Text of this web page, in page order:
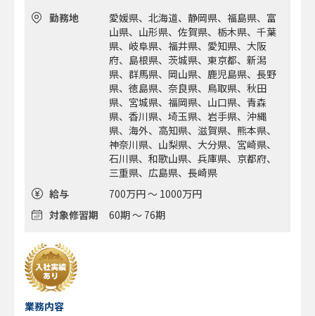
勤務地
愛媛県、北海道、静岡県、福島県、富
山県、山形県、佐賀県、栃木県、千葉
県、岐阜県、福井県、愛知県、大阪
府、島根県、茨城県、東京都、新潟
県、群馬県、岡山県、鹿児島県、長野
県、徳島県、奈良県、鳥取県、秋田
県、宮城県、福岡県、山口県、青森
県、香川県、埼玉県、岩手県、沖縄
県、海外、高知県、滋賀県、熊本県、
神奈川県、山梨県、大分県、宮崎県、
石川県、和歌山県、兵庫県、京都府、
三重県、広島県、長崎県
給与
700万円 ～ 1000万円
対象修習期
60期 ～ 76期
業務内容